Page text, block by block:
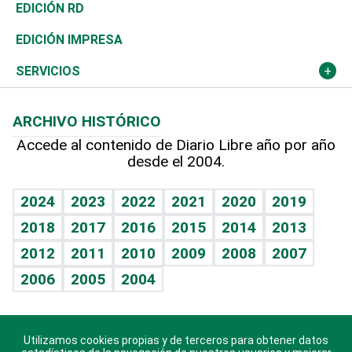
Ocenanía
Caribe
Resto del mundo
Telecom.
Global y variable
Economía personal
Sociales
Novedades
Podcast Arte Libre
Hablando con el pediatra
Vida y familia
Eñe
Celebrando la vida
Sin complejos
En pocas palabras
Tenis
Olimpismo
Más deportes
TBT Deportivo
El Espía
Noticiero Poteleche
Columnistas
Más firmas
Historia
Martes de tecnología
Cambio climático
Revista
Deportes
Opinión
Hecho en casa
Guía del dinero
EDICIÓN RD
EDICIÓN IMPRESA
SERVICIOS
Cumpleaños
Horóscopos
Crucigramas
ARCHIVO HISTÓRICO
Accede al contenido de Diario Libre año por año
desde el 2004.
2024 2023 2022 2021 2020
2019
2018
2017 2016 2015 2014
2013
2012
2011 2010 2009 2008
2007
2006
2005 2004
Descarga nuestras aplicaciones para Android, iOS y
Utilizamos cookies propias y de terceros para obtener datos